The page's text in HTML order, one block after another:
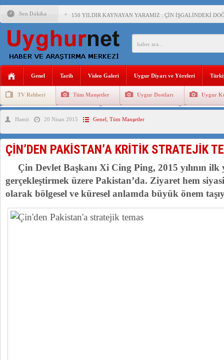
Son Dakika 150 YILDIR KAYNAYAN YARAMIZ : ÇİN İŞGALİNDEKİ
ÇİN’İN UYGUR POLİTİKALARINI ÖVEN DİYANET
ÇİN’İN ANKARA BÜYÜKELÇİSİ JİANG’İN TRABZON
İŞGALCİ ÇİN’DEN “FETİHLER SULTANI
İŞGALCİ ÇİN,DOĞU TÜRKİSTAN’DA EN AZ 143 BİN
Genel Tarih Video Galeri Uygur Diyarı ve Yöreleri
TV Rehberi Tüm Manşetler Uygur Dostları Uygur
Uygurlarda Düğün ve Cenaze
Hamit 20 Nisan 2015 Genel Tüm Manşetler
ÇİN’DEN PAKİSTAN’A KRİTİK STRATEJİK
Çin Devlet Başkanı Xi Cing Ping, 2015 yılının ilk
gerçekleştirmek üzere Pakistan’da. Ziyaret hem
olarak bölgesel ve küresel anlamda büyük önem